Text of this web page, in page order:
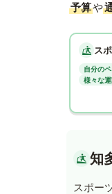
予算や
ス
自分の
様々な
知
スポー